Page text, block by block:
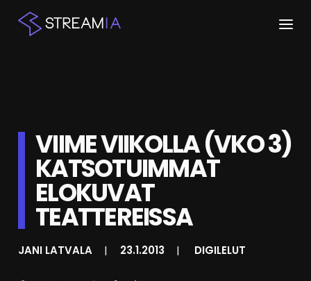
STREAMIT
KESKUSTELU
SHOP
HAKU
VIIME VIIKOLLA (VKO 3)
KATSOTUIMMAT
ELOKUVAT
TEATTEREISSA
JANI LATVALA | 23.1.2013 | DIGILELUT